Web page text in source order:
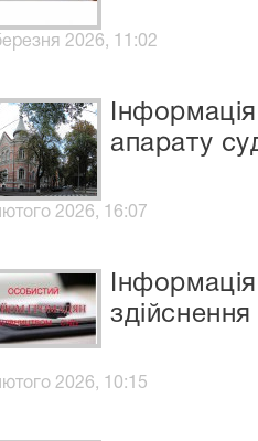
2026, 11:02
апарату
2026, 16:07
2026, 10:15